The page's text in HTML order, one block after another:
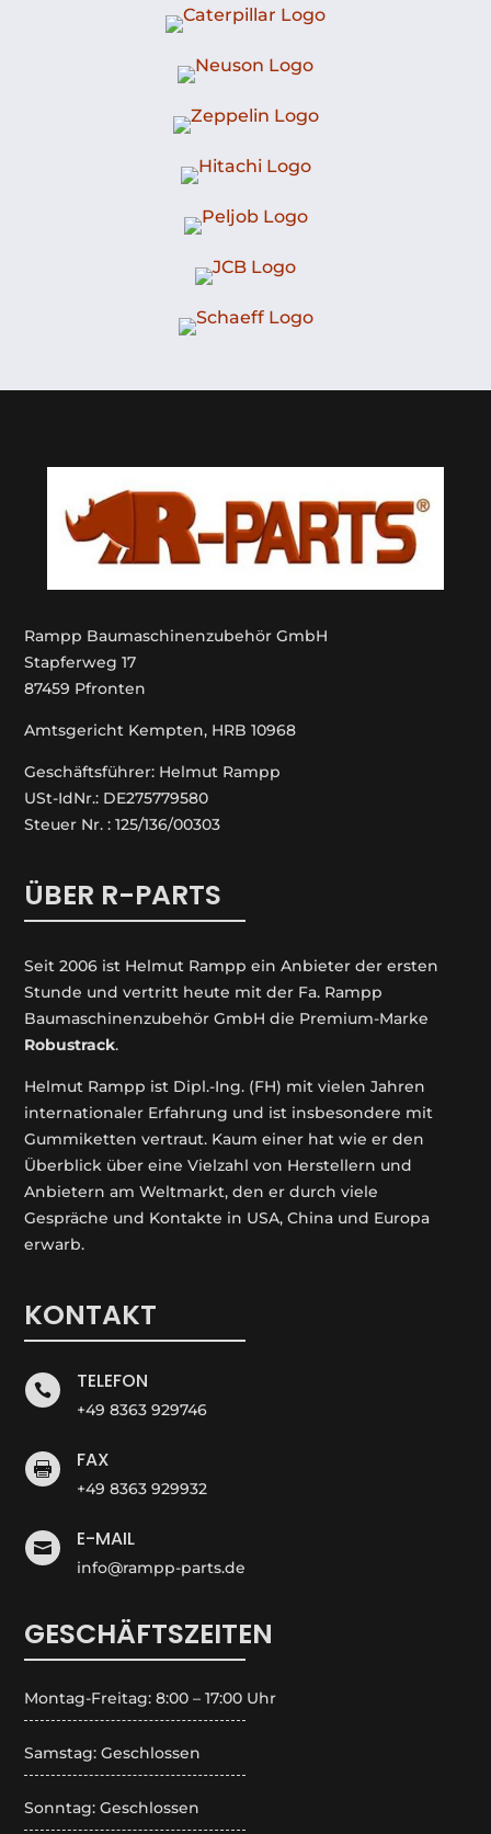
Rampp Baumaschinenzubehör GmbH
Stapferweg 17
87459 Pfronten
Amtsgericht Kempten, HRB 10968
Geschäftsführer: Helmut Rampp
USt-IdNr.: DE275779580
Steuer Nr. : 125/136/00303
ÜBER R-PARTS
Seit 2006 ist Helmut Rampp ein An­bieter der ersten
Stunde und vertritt heute mit der Fa. Rampp
Baumaschinenzubehör GmbH die Premium-Marke
Robustrack.
Helmut Rampp ist Dipl.-Ing. (FH) mit vielen Jahren
internationaler Erfahrung und ist insbesondere mit
Gummiketten vertraut. Kaum einer hat wie er den
Überblick über eine Vielzahl von Herstellern und
Anbietern am Weltmarkt, den er durch viele
Gespräche und Kontakte in USA, China und Europa
erwarb.
KONTAKT
 TELEFON
+49 8363 929746
 FAX
+49 8363 929932
 E-MAIL
info@rampp-parts.de
GESCHÄFTSZEITEN
Montag-Freitag: 8:00 – 17:00 Uhr
Samstag: Geschlossen
Sonntag: Geschlossen